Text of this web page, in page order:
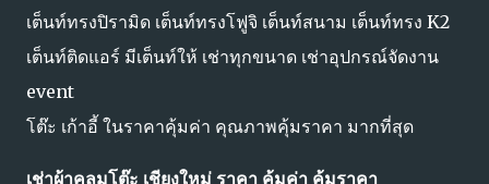
เต็นท์ทรงปิรามิด เต็นท์ทรงโฟูจิ เต็นท์สนาม เต็นท์ทรง K2
เต็นท์ติดแอร์ มีเต็นท์ให้ เช่าทุกขนาด เช่าอุปกรณ์จัดงาน
event
โต๊ะ เก้าอี้ ในราคาคุ้มค่า คุณภาพคุ้มราคา มากที่สุด
เช่าผ้าคลุมโต๊ะ เชียงใหม่ ราคา คุ้มค่า คุ้มราคา